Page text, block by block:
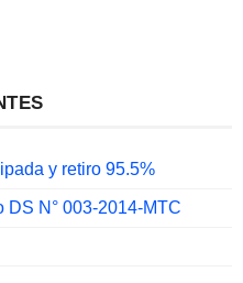
y retiro 95.5%
DS N° 003-2014-MTC